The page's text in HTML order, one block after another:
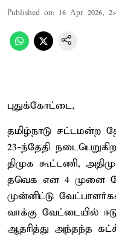
Published on: 16 Apr 2026,
புதுக்கோட்டை,
தமிழ்நாடு சட்டமன்ற
23-ந்தேதி
திமுக கூட்டணி,
தவெக என 4 முனை
முன்னிட்டு
வாக்கு வேட்டையில்
ஆதரித்து அந்தந்த